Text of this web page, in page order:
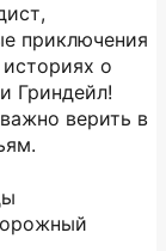
приключения
о
Гриндейл!
верить в